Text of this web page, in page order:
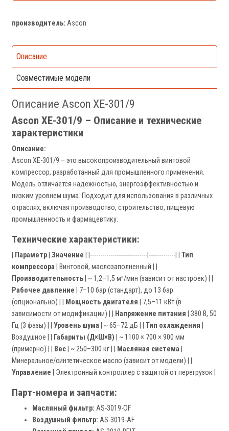
производитель: Ascon
Описание
Совместимые модели
Описание Ascon XE-301/9
Ascon XE-301/9 – Описание и технические
характеристики
Описание:
Ascon XE-301/9 – это высокопроизводительный винтовой
компрессор, разработанный для промышленного применения.
Модель отличается надежностью, энергоэффективностью и
низким уровнем шума. Подходит для использования в различных
отраслях, включая производство, строительство, пищевую
промышленность и фармацевтику.
Технические характеристики:
Параметр Значение | |----------------------------|-------------| | Тип
компрессора | Винтовой, маслозаполненный | |
Производительность | ~ 1,2–1,5 м³/мин (зависит от настроек) | |
Рабочее давление | 7–10 бар (стандарт), до 13 бар
(опционально) | |
Мощность двигателя | 7,5–11 кВт (в
зависимости от модификации) | |
Напряжение питания | 380 В, 50
Гц (3 фазы) | | Уровень шума | ~ 65–72 дБ | | Тип охлаждения
Воздушное | |
Габариты (Д×Ш×В) | ~ 1100 × 700 × 900 мм
(примерно) | |
Вес | ~ 250–300 кг | | Масляная система
Минеральное/синтетическое масло (зависит от модели) | |
Управление | Электронный контроллер с защитой от перегрузок |
Парт-номера и запчасти:
Масляный фильтр: AS-3019-OF
Воздушный фильтр: AS-3019-AF